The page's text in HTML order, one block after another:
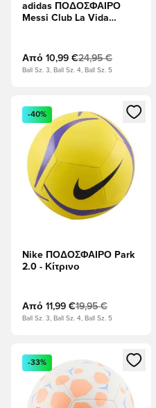
adidas ΠΟΔΟΣΦΑΙΡΟ
Messi Club La Vida
μπλε/Ηλιακό κίτρινο
Από 10,99 €24,95 €
Ball Sz. 3, Ball Sz. 4, Ball Sz. 5
Ανοίγει ένα Modal για να
-40%
Nike ΠΟΔΟΣΦΑΙΡΟ Park
2.0 - Κίτρινο
Από 11,99 €19,95 €
Ball Sz. 3, Ball Sz. 4, Ball Sz. 5
Ανοίγει ένα Modal για να
-33%